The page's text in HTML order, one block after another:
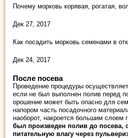
Почему морковь корявая, рогатая,
Дек 27, 2017
Как посадить морковь семенами в
Дек 24, 2017
После посева
Проведение процедуры
если не был выполнен полив перед
орошение может быть опасно для
напором часть посадочного
наоборот, накроется большим слоем
был произведен полив до посева,
питательную влагу через